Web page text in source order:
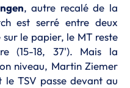
, autre recalé de la
est serré entre deux
le papier, le MT reste
(15-18, 37'). Mais la
niveau, Martin Ziemer
TSV passe devant au